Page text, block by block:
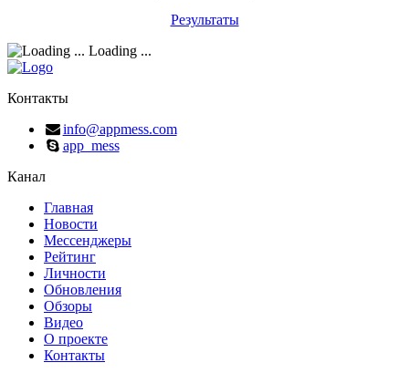
Результаты
Loading ...
Контакты
info@appmess.com
app_mess
Канал
Главная
Новости
Мессенджеры
Рейтинг
Личности
Обновления
Обзоры
Видео
О проекте
Контакты